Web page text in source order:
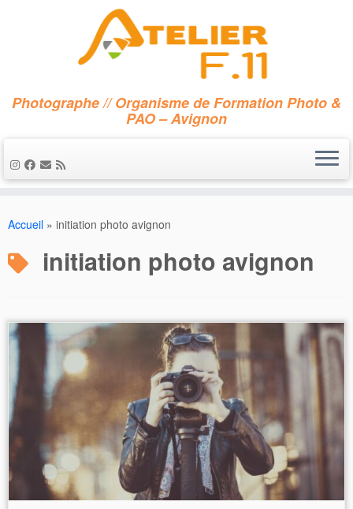
au
Photographe // Organisme de Formation Photo &
PAO – Avignon
Accueil » initiation photo avignon
initiation photo avignon